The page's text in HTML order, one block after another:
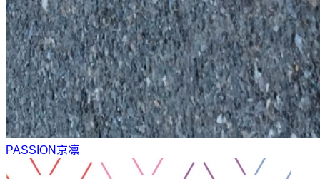
PASSION 京凛